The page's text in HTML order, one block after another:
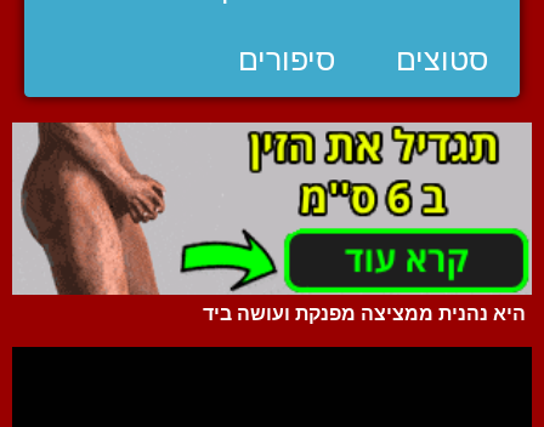
סטוצים סיפורים
היא נהנית ממציצה מפנקת ועושה ביד